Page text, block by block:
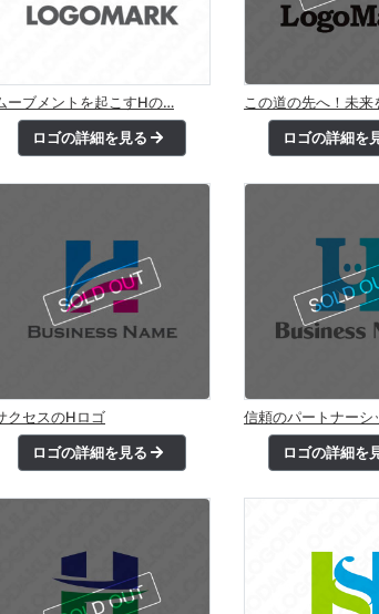
ーブメントを起こすHの…
ロゴの詳細を見る
この道の先へ！未
ロゴの詳細を
クセスのHロゴ
ロゴの詳細を見る
信頼のパートナー
ロゴの詳細を